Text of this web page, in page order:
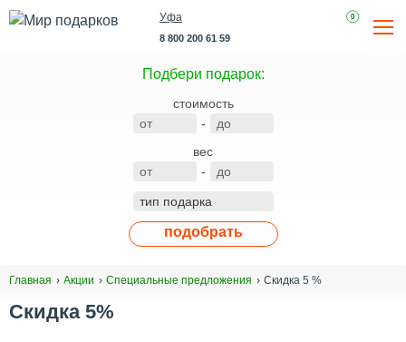
0
Уфа
8 800 200 61 59
Подбери подарок:
стоимость
-
вес
-
подобрать
Главная Акции Специальные предложения Скидка 5 %
Скидка 5%